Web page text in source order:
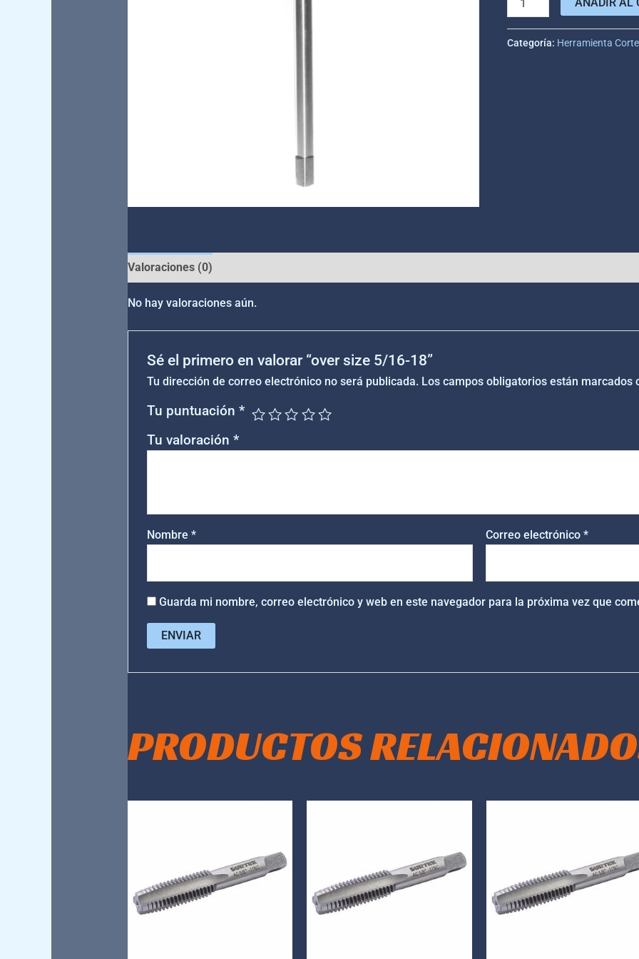
Categoría: Herramienta Corte
Valoraciones (0)
No hay valoraciones aún.
Sé el primero en valorar “over size 5/16-18”
Tu dirección de correo electrónico no será publicada. Los campos obligatorios están marcados
Tu puntuación*
Tu valoración*
Nombre* Correo electrónico*
Guarda mi nombre, correo electrónico y web en este navegador para la próxima vez que
PRODUCTOS